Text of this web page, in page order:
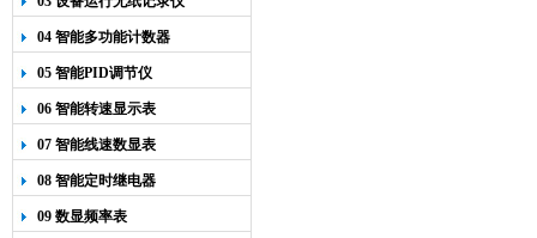
04 智能多功能计数器
05 智能PID调节仪
06 智能转速显示表
07 智能线速数显表
08 智能定时继电器
09 数显频率表